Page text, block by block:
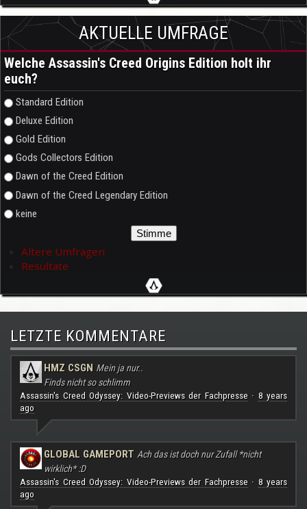
AKTUELLE UMFRAGE
Welche Assassin's Creed Origins Edition holt ihr
euch?
Auswahlmöglichkeiten
Standard Edition
Deluxe Edition
Gold Edition
Gods Collectors Edition
Dawn of the Creed Edition
Dawn of the Creed Legendary Edition
keine
Ältere Umfragen
Resultate
LETZTE KOMMENTARE
HMZ CSGN Mein ja nur..
Finds nicht so schlimm
Assassin's Creed Odyssey: Video-Previews der Fachpresse· 8 years
ago
GLOBAL GAMEPORT Ach das ist doch nur Zufall *nicht
wirklich* :D
Assassin's Creed Odyssey: Video-Previews der Fachpresse· 8 years
ago